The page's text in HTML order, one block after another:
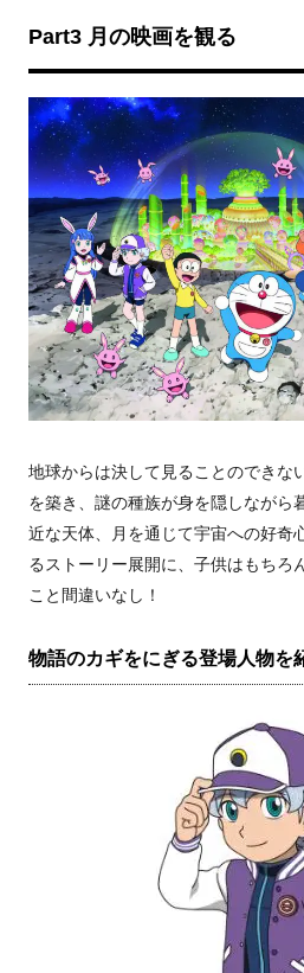
Part3 月の映画を観る
地球からは決して見ることのできな
を築き、謎の種族が身を隠しながら
近な天体、月を通じて宇宙への好奇
るストーリー展開に、子供はもちろ
こと間違いなし！
物語のカギをにぎる登場人物を